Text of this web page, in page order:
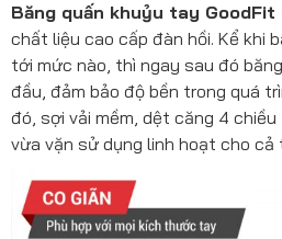
Băng quấn khuỷu tay GoodFit
chất liệu cao cấp đàn hồi. Kể khi
tới mức nào, thì ngay sau đó
đầu, đảm bảo độ bền trong quá
đó, sợi vải mềm, dệt căng 4
vừa vặn sử dụng linh hoạt cho cả